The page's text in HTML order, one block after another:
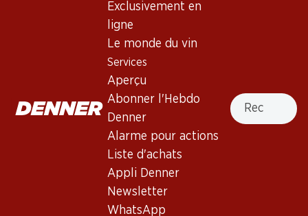
Exclusivement en
ligne
Le monde du vin
Services
Aperçu
Abonner l'Hebdo
Denner
Alarme pour actions
Liste d'achats
Appli Denner
Newsletter
WhatsApp
Recherche
Château Bonnet Réserve
Bordeaux AOC
Bordeaux, 2019
Robe pourpre intense. Nez de cuir, d’épices, de cassis et de
foin frais. Bouche à la fois pleine et séveuse,
magnifiquement structurée. Finale fruitée et persistante.